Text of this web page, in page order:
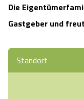
Die
Gastgeber und
Standort